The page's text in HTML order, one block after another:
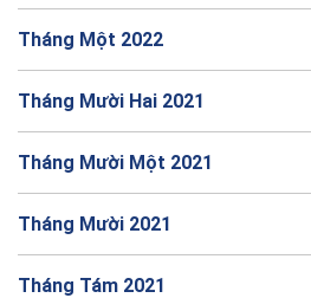
Tháng Một 2022
Tháng Mười Hai 2021
Tháng Mười Một 2021
Tháng Mười 2021
Tháng Tám 2021